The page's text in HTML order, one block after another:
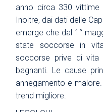
anno circa 330 vittime
Inoltre, dai dati delle
emerge che dal 1°
state soccorse in
soccorse prive di
bagnanti. Le cause
annegamento e
trend migliore.